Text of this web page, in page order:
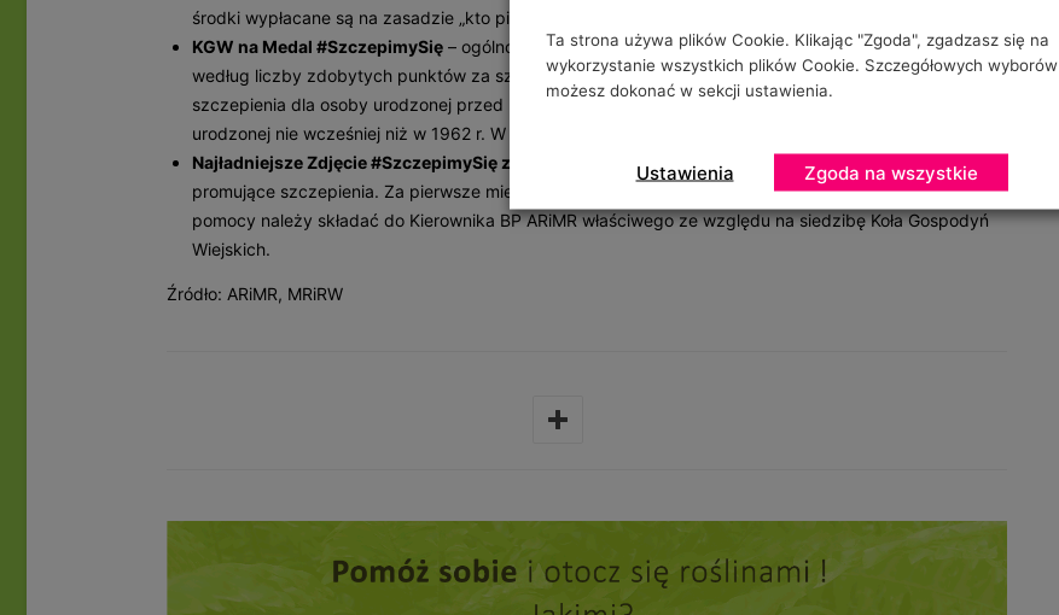
środki wypłacane są na zasadzie „kto pierwszy ten lepszy” do wyczerpania puli.
KGW na Medal #SzczepimySię – ogólnopolski konkurs na najlepszych 1000 wydarzeń w Polsce
według liczby zdobytych punktów za szczepienia. KGW otrzymuje punkty: 2 punkty za wykonanie
szczepienia dla osoby urodzonej przed rokiem 1962 oraz 1 punkt za wykonanie szczepienia dla osoby
urodzonej nie wcześniej niż w 1962 r. W tym konkursie główną nagrodą jest 100 tys. zł za 1. miejsce.
Najładniejsze Zdjęcie #SzczepimySię z KGW
– głosowanie na najładniejsze zdjęcie z Festynu KGW
promujące szczepienia. Za pierwsze miejsce można otrzymać aż 25 tys. zł.Wnioski o udzielenie
pomocy należy składać do Kierownika BP ARiMR właściwego ze względu na siedzibę Koła Gospodyń
Wiejskich.
Źródło: ARiMR, MRiRW
Ta strona używa plików Cookie. Klikając "Zgoda", zgadzasz się na
wykorzystanie wszystkich plików Cookie. Szczegółowych wyborów
możesz dokonać w sekcji ustawienia.
Ustawienia Zgoda na wszystkie